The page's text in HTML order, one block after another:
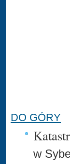
DO GÓRY
w